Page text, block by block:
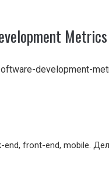
development-
end, front-end, mobile.